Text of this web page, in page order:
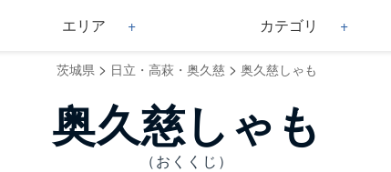
エリア カテゴリ
茨城県 > 日立・高萩・奥久慈 > 奥久慈しゃも
奥久慈しゃも
（おくくじ）